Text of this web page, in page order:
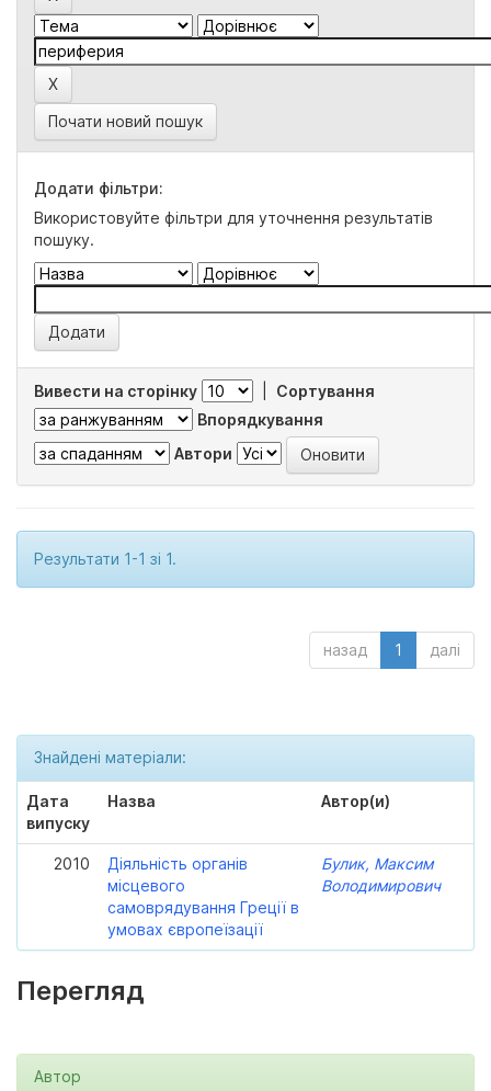
Почати новий пошук
Додати фільтри:
Використовуйте фільтри для уточнення результатів
пошуку.
Вивести на сторінку
Сортування
Впорядкування
Автори
Результати 1-1 зі 1.
назад 1 далі
Знайдені матеріали:
Дата
випуску
Назва Автор(и)
2010
Діяльність органів
місцевого
самоврядування Греції в
умовах європеїзації
Булик, Максим
Володимирович
Перегляд
Автор